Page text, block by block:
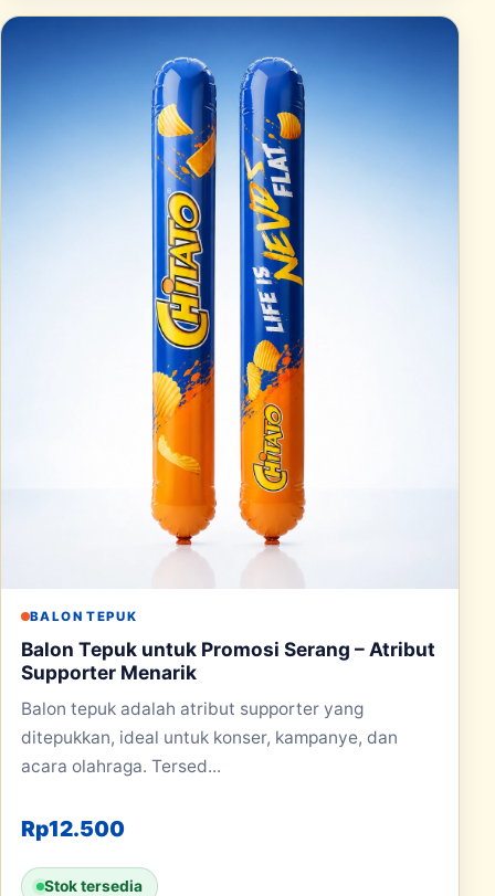
BALON TEPUK
Balon Tepuk untuk Promosi Serang – Atribut
Supporter Menarik
Balon tepuk adalah atribut supporter yang
ditepukkan, ideal untuk konser, kampanye, dan
acara olahraga. Tersed...
Rp12.500
Stok tersedia